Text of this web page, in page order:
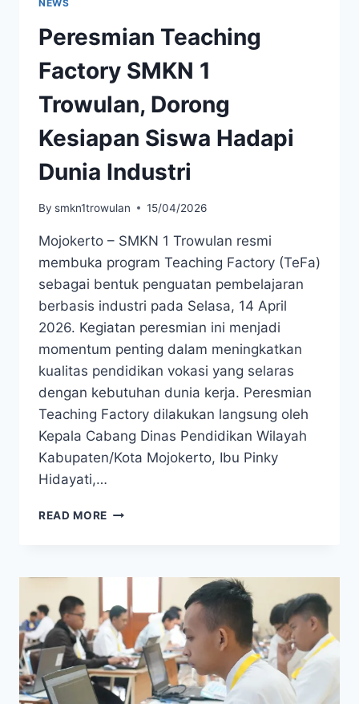
NEWS
Peresmian Teaching
Factory SMKN 1
Trowulan, Dorong
Kesiapan Siswa Hadapi
Dunia Industri
By smkn1trowulan 15/04/2026
Mojokerto – SMKN 1 Trowulan resmi
membuka program Teaching Factory (TeFa)
sebagai bentuk penguatan pembelajaran
berbasis industri pada Selasa, 14 April
2026. Kegiatan peresmian ini menjadi
momentum penting dalam meningkatkan
kualitas pendidikan vokasi yang selaras
dengan kebutuhan dunia kerja. Peresmian
Teaching Factory dilakukan langsung oleh
Kepala Cabang Dinas Pendidikan Wilayah
Kabupaten/Kota Mojokerto, Ibu Pinky
Hidayati,…
READ MORE PERESMIAN
DORONG
KESIAPAN
SISWA
HADAPI
DUNIA
INDUSTRI